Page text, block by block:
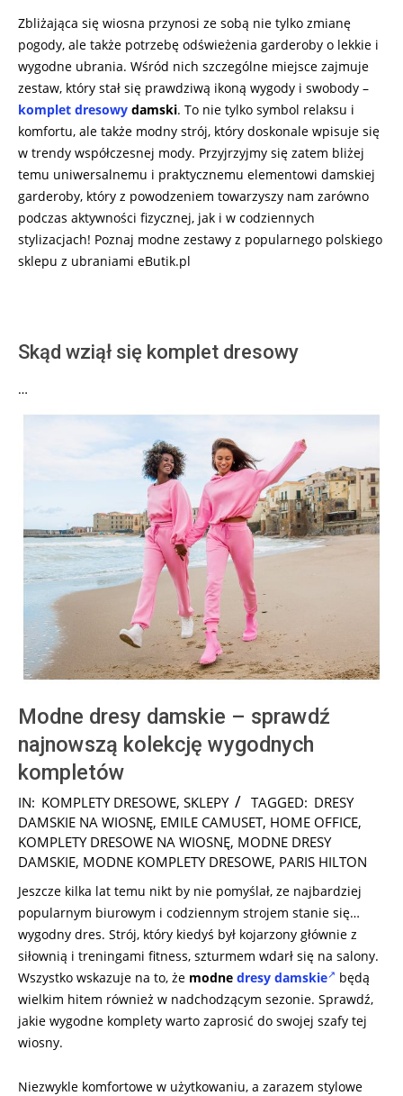
Zbliżająca się wiosna przynosi ze sobą nie tylko zmianę
pogody, ale także potrzebę odświeżenia garderoby o lekkie i
wygodne ubrania. Wśród nich szczególne miejsce zajmuje
zestaw, który stał się prawdziwą ikoną wygody i swobody –
komplet dresowy damski. To nie tylko symbol relaksu i
komfortu, ale także modny strój, który doskonale wpisuje się
w trendy współczesnej mody. Przyjrzyjmy się zatem bliżej
temu uniwersalnemu i praktycznemu elementowi damskiej
garderoby, który z powodzeniem towarzyszy nam zarówno
podczas aktywności fizycznej, jak i w codziennych
stylizacjach! Poznaj modne zestawy z popularnego polskiego
sklepu z ubraniami eButik.pl
Skąd wziął się komplet dresowy
…
Modne dresy damskie – sprawdź
najnowszą kolekcję wygodnych
kompletów
2025-
03-
11
IN: KOMPLETY DRESOWE, SKLEPY TAGGED: DRESY
DAMSKIE NA WIOSNĘ, EMILE CAMUSET, HOME OFFICE,
KOMPLETY DRESOWE NA WIOSNĘ, MODNE DRESY
DAMSKIE, MODNE KOMPLETY DRESOWE, PARIS HILTON
Jeszcze kilka lat temu nikt by nie pomyślał, ze najbardziej
popularnym biurowym i codziennym strojem stanie się…
wygodny dres. Strój, który kiedyś był kojarzony głównie z
siłownią i treningami fitness, szturmem wdarł się na salony.
Wszystko wskazuje na to, że modne dresy damskie
będą
wielkim hitem również w nadchodzącym sezonie. Sprawdź,
jakie wygodne komplety warto zaprosić do swojej szafy tej
wiosny.
Niezwykle komfortowe w użytkowaniu, a zarazem stylowe